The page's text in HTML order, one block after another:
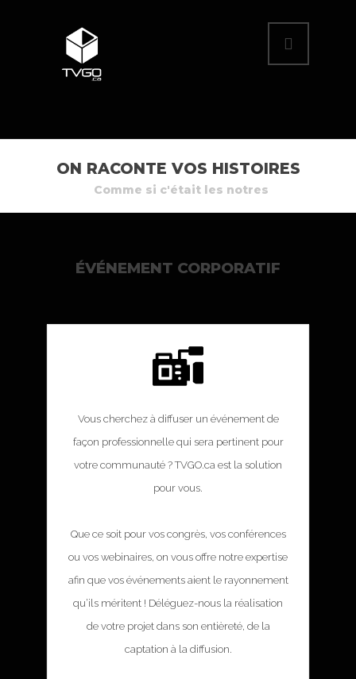
ON RACONTE VOS HISTOIRES
Comme si c'était les notres
ÉVÉNEMENT CORPORATIF
Vous cherchez à diffuser un événement de
façon professionnelle qui sera pertinent pour
votre communauté ? TVGO.ca est la solution
pour vous.
Que ce soit pour vos congrès, vos conférences
ou vos webinaires, on vous offre notre expertise
afin que vos événements aient le rayonnement
qu’ils méritent ! Déléguez-nous la réalisation
de votre projet dans son entièreté, de la
captation à la diffusion.